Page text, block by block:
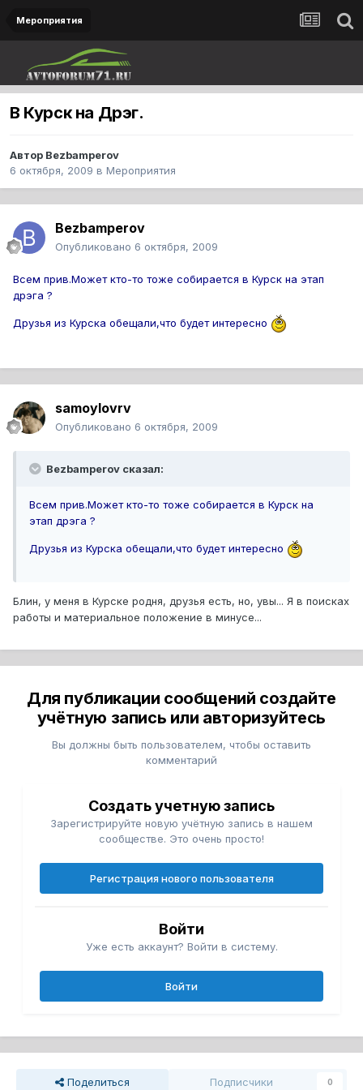
Мероприятия
В Курск на Дрэг.
Автор Bezbamperov
6 октября, 2009 в Мероприятия
Bezbamperov
Опубликовано 6 октября, 2009
Всем прив.Может кто-то тоже собирается в Курск на этап
дрэга ?
Друзья из Курска обещали,что будет интересно
samoylovrv
Опубликовано 6 октября, 2009
Bezbamperov сказал:
Всем прив.Может кто-то тоже собирается в Курск на
этап дрэга ?
Друзья из Курска обещали,что будет интересно
Блин, у меня в Курске родня, друзья есть, но, увы... Я в поисках
работы и материальное положение в минусе...
Для публикации сообщений создайте
учётную запись или авторизуйтесь
Вы должны быть пользователем, чтобы оставить
комментарий
Создать учетную запись
Зарегистрируйте новую учётную запись в нашем
сообществе. Это очень просто!
Регистрация нового пользователя
Войти
Уже есть аккаунт? Войти в систему.
Войти
Поделиться Подписчики 0